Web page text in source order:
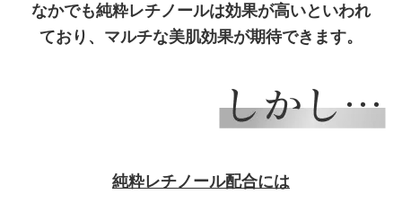
なかでも純粋レチノールは効果が高いといわれ
ており、マルチな美肌効果が期待できます。
純粋レチノール配合には